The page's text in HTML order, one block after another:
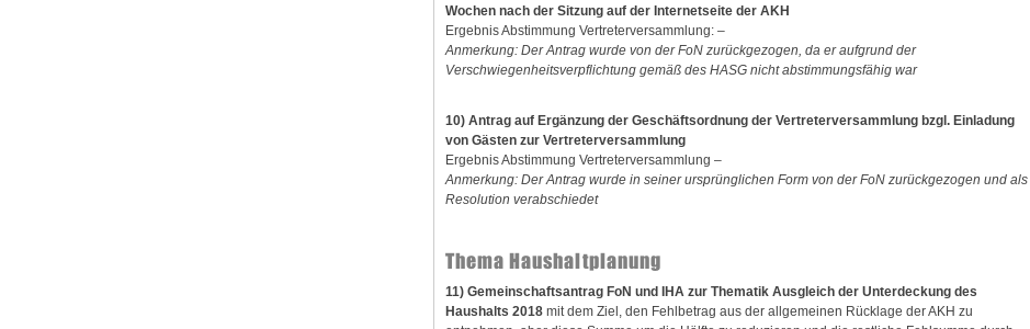
Wochen nach der Sitzung auf der Internetseite der AKH
Ergebnis Abstimmung Vertreterversammlung: –
Anmerkung: Der Antrag wurde von der FoN zurückgezogen, da er aufgrund der
Verschwiegenheitsverpflichtung gemäß des HASG nicht abstimmungsfähig war
10) Antrag auf Ergänzung der Geschäftsordnung der Vertreterversammlung bzgl. Einladung
von Gästen zur Vertreterversammlung
Ergebnis Abstimmung Vertreterversammlung –
Anmerkung: Der Antrag wurde in seiner ursprünglichen Form von der FoN zurückgezogen und als
Resolution verabschiedet
Thema Haushaltplanung
11) Gemeinschaftsantrag FoN und IHA zur Thematik Ausgleich der Unterdeckung des
Haushalts 2018mit dem Ziel, den Fehlbetrag aus der allgemeinen Rücklage der AKH zu